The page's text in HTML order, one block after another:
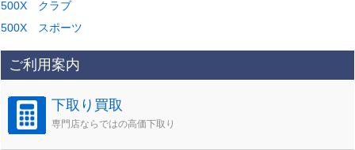
500X クラブ
500X スポーツ
ご利用案内
下取り買取
専門店ならではの高価下取り